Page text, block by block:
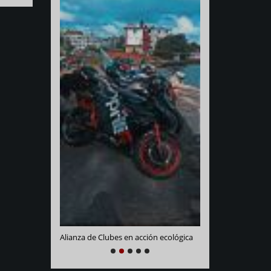
Alianza de Clubes en acción ecológica
PREVIOUS